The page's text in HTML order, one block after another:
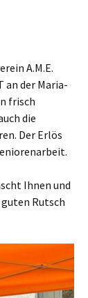
A.M.E.
an der Maria-
frisch
die
Der Erlös
Ihnen und
Rutsch